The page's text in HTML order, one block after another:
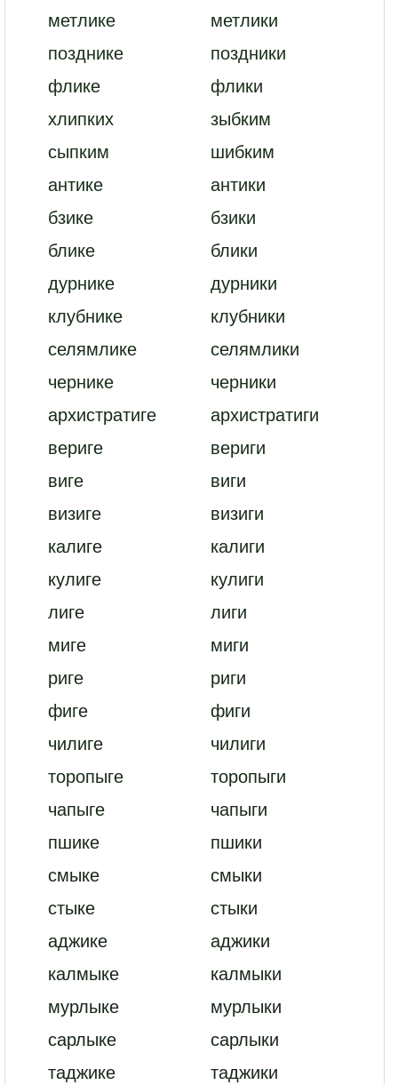
метлике
метлики
позднике
поздники
флике
флики
хлипких
зыбким
сыпким
шибким
антике
антики
бзике
бзики
блике
блики
дурнике
дурники
клубнике
клубники
селямлике
селямлики
чернике
черники
архистратиге
архистратиги
вериге
вериги
виге
виги
визиге
визиги
калиге
калиги
кулиге
кулиги
лиге
лиги
миге
миги
риге
риги
фиге
фиги
чилиге
чилиги
торопыге
торопыги
чапыге
чапыги
пшике
пшики
смыке
смыки
стыке
стыки
аджике
аджики
калмыке
калмыки
мурлыке
мурлыки
сарлыке
сарлыки
таджике
таджики